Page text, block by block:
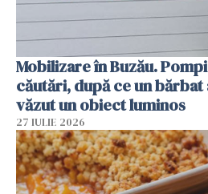
Mobilizare în Buzău.
căutări, după ce un bărbat
văzut un obiect luminos
27 IULIE 2026